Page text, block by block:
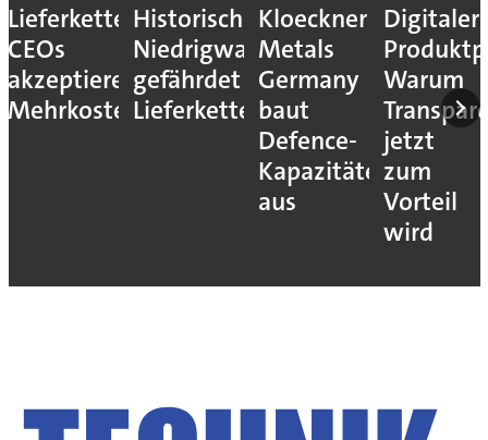
Lieferkettenresilienz:
CEOs
akzeptieren
Mehrkosten
Historisches
Niedrigwasser
gefährdet
Lieferketten
Kloeckner
Metals
Germany
baut
Defence-
Kapazitäten
aus
Digitaler
Warum
jetzt
zum
Vorteil
wird